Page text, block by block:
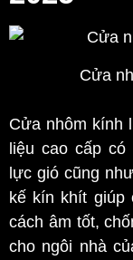
Cửa
Cửa nhôm kính
liệu cao cấp có
lực gió cũng
kế kín khít giúp
cách âm tốt,
cho ngôi nhà